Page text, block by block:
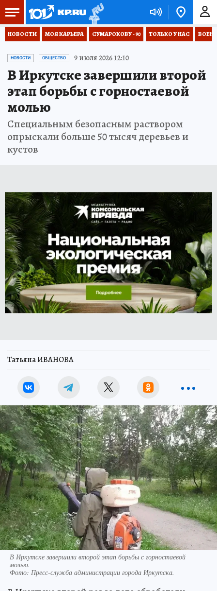
НОВОСТИ МОЯ КАРЬЕРА СУМАРОКОВУ - 90 ТОЛЬКО У НАС
НОВОСТИ ОБЩЕСТВО 9 июля 2026 12:10
В Иркутске завершили второй
этап борьбы с горностаевой
молью
Специальным безопасным раствором
опрыскали больше 50 тысяч деревьев и
кустов
Татьяна ИВАНОВА
В Иркутске завершили второй этап борьбы с горностаевой
молью.
Фото: Пресс-служба администрации города Иркутска.